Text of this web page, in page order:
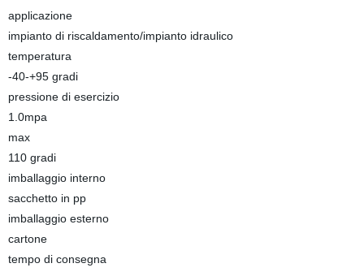
applicazione
impianto di riscaldamento/impianto idraulico
temperatura
-40-+95 gradi
pressione di esercizio
1.0mpa
max
110 gradi
imballaggio interno
sacchetto in pp
imballaggio esterno
cartone
tempo di consegna